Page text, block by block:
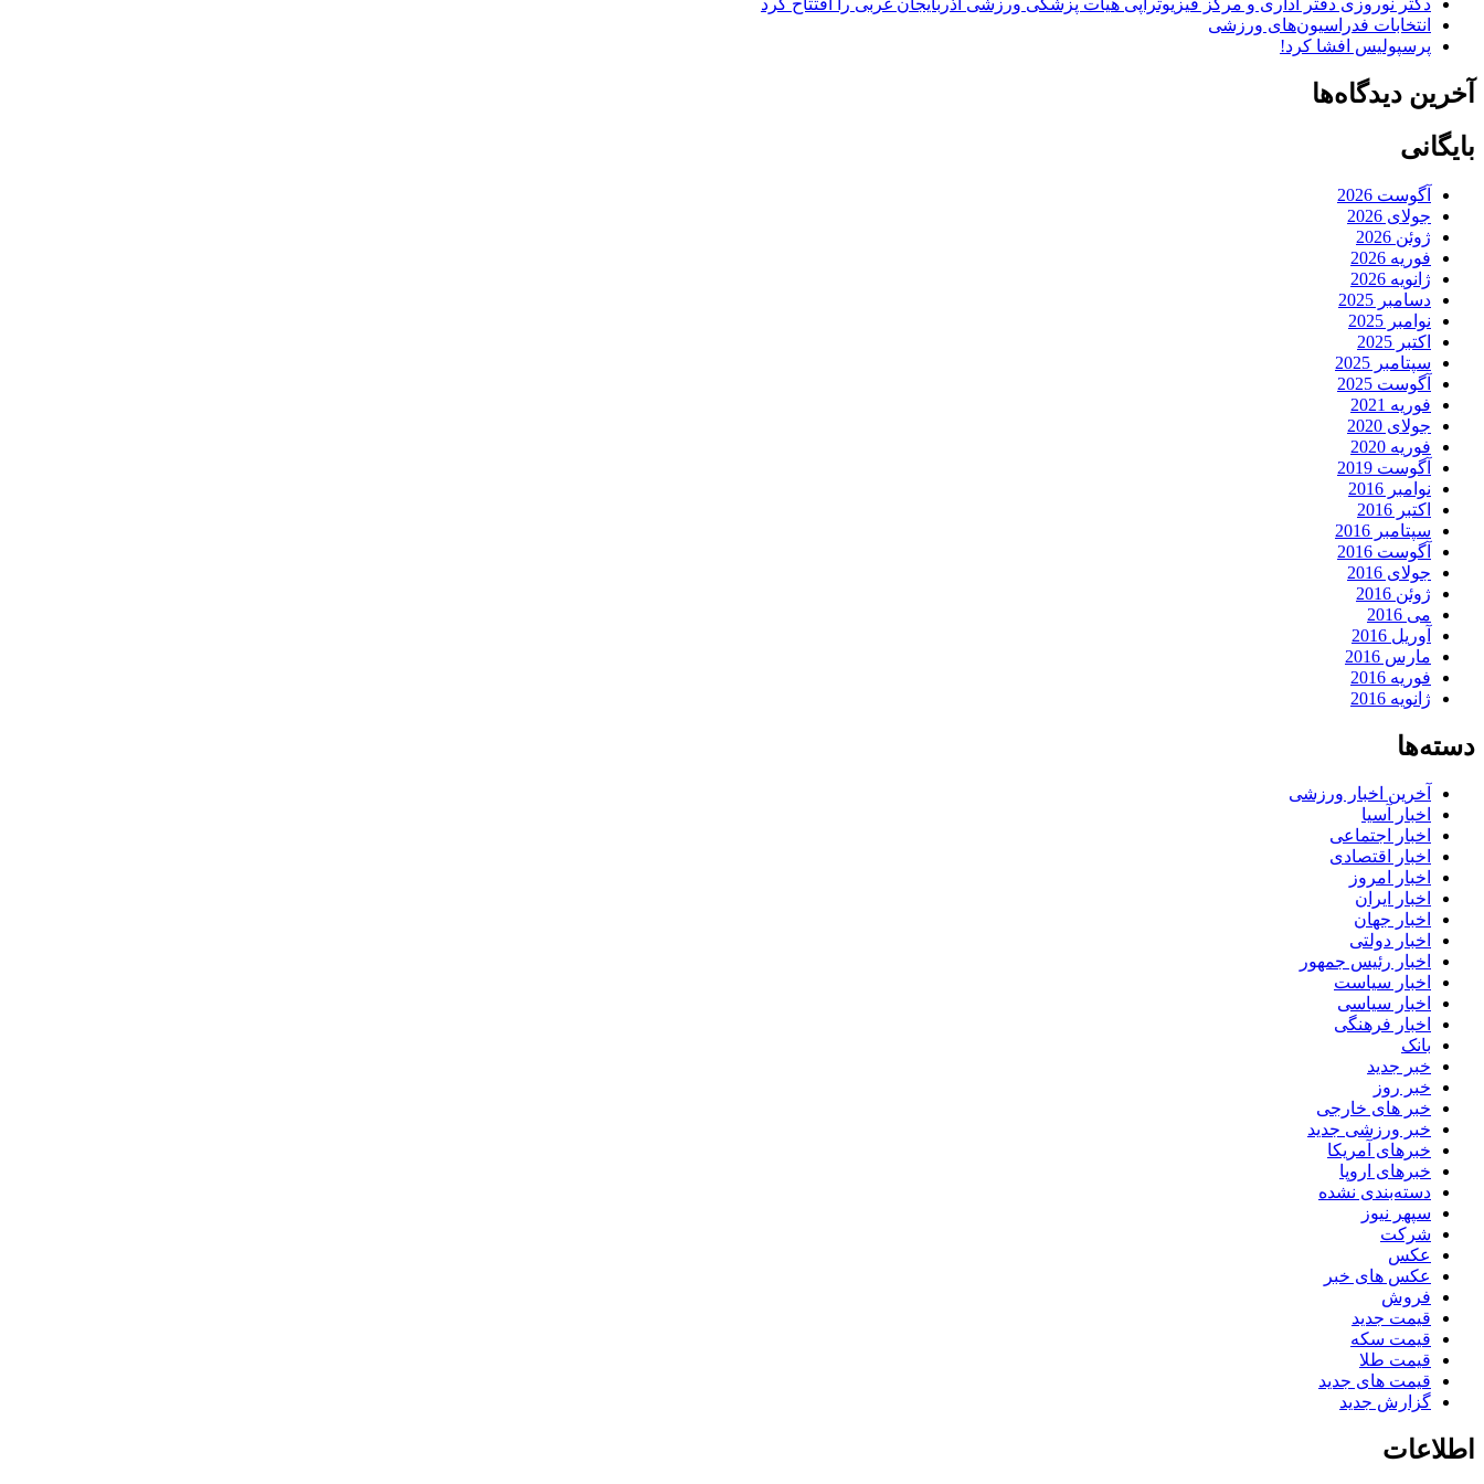
دکتر نوروزی دفتر اداری و مرکز فیزیوتراپی هیات پزشکی ورزشی آذربایجان غربی را افتتاح کرد
انتخابات فدراسیون‌های ورزشی
پرسپولیس افشا کرد!
آخرین دیدگاه‌ها
بایگانی
آگوست 2026
جولای 2026
ژوئن 2026
فوریه 2026
ژانویه 2026
دسامبر 2025
نوامبر 2025
اکتبر 2025
سپتامبر 2025
آگوست 2025
فوریه 2021
جولای 2020
فوریه 2020
آگوست 2019
نوامبر 2016
اکتبر 2016
سپتامبر 2016
آگوست 2016
جولای 2016
ژوئن 2016
می 2016
آوریل 2016
مارس 2016
فوریه 2016
ژانویه 2016
دسته‌ها
آخرین اخبار ورزشی
اخبار آسیا
اخبار اجتماعی
اخبار اقتصادی
اخبار امروز
اخبار ایران
اخبار جهان
اخبار دولتی
اخبار رئیس جمهور
اخبار سیاست
اخبار سیاسی
اخبار فرهنگی
بانک
خبر جدید
خبر روز
خبر های خارجی
خبر ورزشی جدید
خبرهای آمریکا
خبرهای اروپا
دسته‌بندی نشده
سپهر نیوز
شرکت
عکس
عکس های خبر
فروش
قیمت جدید
قیمت سکه
قیمت طلا
قیمت های جدید
گزارش جدید
اطلاعات